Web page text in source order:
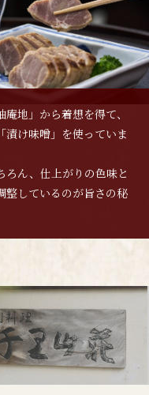
地」から着想を得て、
け味噌」を使っていま
ん、仕上がりの色味と
整しているのが旨さの秘